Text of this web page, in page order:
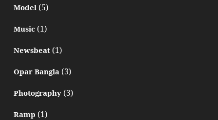
Model(5)
Music(1)
Newsbeat(1)
Opar Bangla(3)
Photography(3)
Ramp (1)